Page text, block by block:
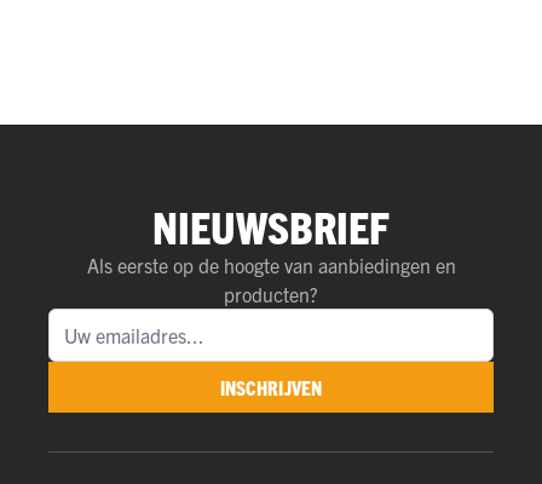
NIEUWSBRIEF
Als eerste op de hoogte van aanbiedingen en
producten?
INSCHRIJVEN